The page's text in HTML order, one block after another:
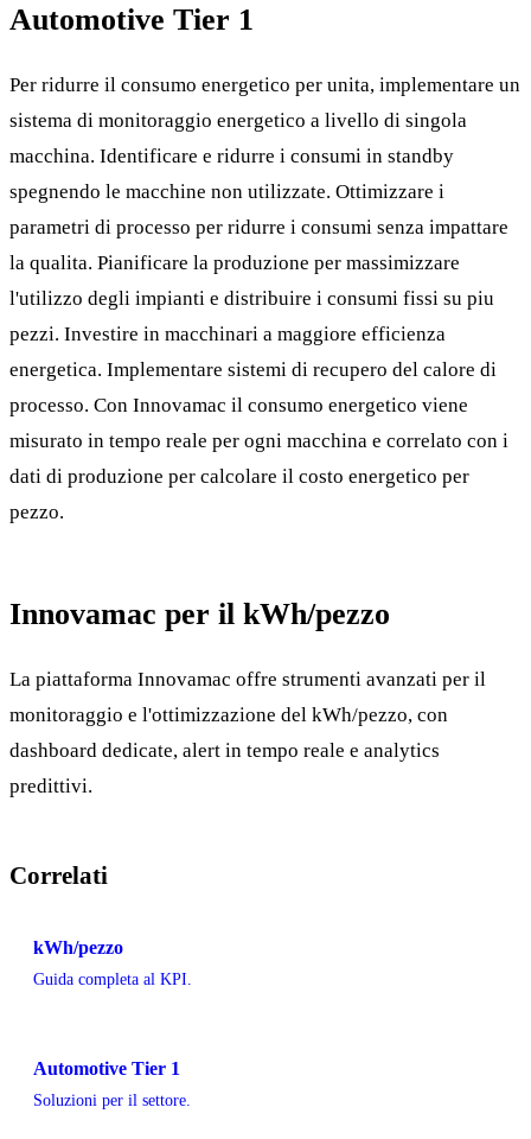
Automotive Tier 1
Per ridurre il consumo energetico per unita, implementare un
sistema di monitoraggio energetico a livello di singola
macchina. Identificare e ridurre i consumi in standby
spegnendo le macchine non utilizzate. Ottimizzare i
parametri di processo per ridurre i consumi senza impattare
la qualita. Pianificare la produzione per massimizzare
l'utilizzo degli impianti e distribuire i consumi fissi su piu
pezzi. Investire in macchinari a maggiore efficienza
energetica. Implementare sistemi di recupero del calore di
processo. Con Innovamac il consumo energetico viene
misurato in tempo reale per ogni macchina e correlato con i
dati di produzione per calcolare il costo energetico per
pezzo.
Innovamac per il kWh/pezzo
La piattaforma Innovamac offre strumenti avanzati per il
monitoraggio e l'ottimizzazione del kWh/pezzo, con
dashboard dedicate, alert in tempo reale e analytics
predittivi.
Correlati
kWh/pezzo
Guida completa al KPI.
Automotive Tier 1
Soluzioni per il settore.